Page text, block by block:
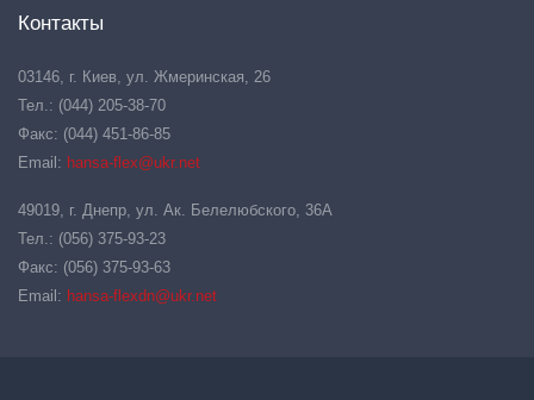
Контакты
03146, г. Киев, ул. Жмеринская, 26
Тел.: (044) 205-38-70
Факс: (044) 451-86-85
Email: hansa-flex@ukr.net
49019, г. Днепр, ул. Ак. Белелюбского, 36А
Тел.: (056) 375-93-23
Факс: (056) 375-93-63
Email: hansa-flexdn@ukr.net